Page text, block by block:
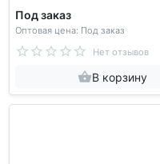
Под заказ
Оптовая цена: Под заказ
Нет отзывов
В корзину